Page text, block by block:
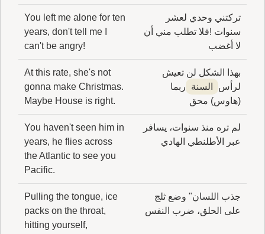
تركتني وحدي لعشر
سنوات !فلا تطلب مني أن
لا أغضب
You left me alone for ten
years, don't tell me I
can't be angry!
بهذا الشكل لن تعيش
لرأس
السنة
ربما
(هاوس) محق
At this rate, she's not
gonna make Christmas.
Maybe House is right.
لم تره منذ سنوات، يسافر
عبر الأطلنطي الهادي
You haven't seen him in
years, he flies across
the Atlantic to see you
Pacific.
جذب اللسان" وضع ثلج
على الحلق، ضرب النفس
Pulling the tongue, ice
packs on the throat,
hitting yourself,